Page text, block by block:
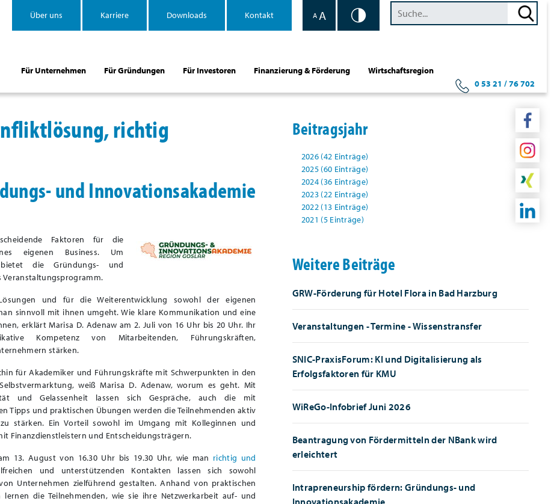
Über uns Karriere Downloads Kontakt A A
Für Unternehmen Für Gründungen Für Investoren Finanzierung & Förderung
Wirtschaftsregion
0 53 21 / 76 702
richtig
und Innovationsakademie
Faktoren für die
eigenen Business. Um
bietet die Gründungs- und
Veranstaltungsprogramm.
und für die Weiterentwicklung sowohl der eigenen
sinnvoll mit ihnen umgeht. Wie klare Kommunikation und eine
erklärt Marisa D. Adenaw am 2. Juli von 16 Uhr bis 20 Uhr. Ihr
Kompetenz von Mitarbeitenden, Führungskräften,
stärken.
für Akademiker und Führungskräfte mit Schwerpunkten in den
weiß Marisa D. Adenaw, worum es geht. Mit
und Gelassenheit lassen sich Gespräche, auch die mit
Tipps und praktischen Übungen werden die Teilnehmenden aktiv
stärken. Ein Vorteil sowohl im Umgang mit Kolleginnen und
Finanzdienstleistern und Entscheidungsträgern.
13. August von 16.30 Uhr bis 19.30 Uhr, wie man richtig und
und unterstützenden Kontakten lassen sich sowohl
Unternehmen zielführend gestalten. Anhand von praktischen
die Teilnehmenden, wie sie ihre Netzwerkarbeit auf- und
Beitragsjahr
2026 (42 Einträge)
2025 (60 Einträge)
2024 (36 Einträge)
2023 (22 Einträge)
2022 (13 Einträge)
2021 (5 Einträge)
Weitere Beiträge
GRW-Förderung für Hotel Flora in Bad Harzburg
Veranstaltungen - Termine - Wissenstransfer
SNIC-PraxisForum: KI und Digitalisierung als
Erfolgsfaktoren für KMU
WiReGo-Infobrief Juni 2026
Beantragung von Fördermitteln der NBank wird
erleichtert
Intrapreneurship fördern: Gründungs- und
Innovationsakademie